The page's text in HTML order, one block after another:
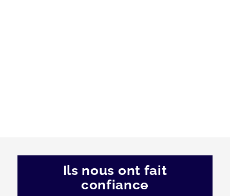
Ils nous ont fait
confiance